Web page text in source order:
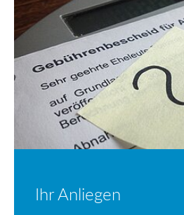
Ihr Anliegen